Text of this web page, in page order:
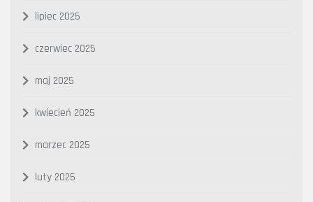
lipiec 2025
czerwiec 2025
maj 2025
kwiecień 2025
marzec 2025
luty 2025